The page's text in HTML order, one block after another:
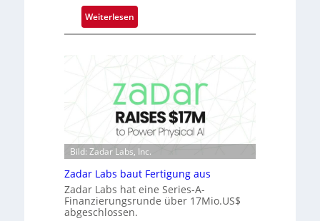
i
-
B
-
R
u
n
d
e
i
m
a
r
k
V
i
s
i
o
n
Weiterlesen
M
o
c
h
i
p
l
a
n
Bild: Zadar Labs, Inc.
Zadar Labs baut Fertigung aus
Zadar Labs hat eine Series-A-
Finanzierungsrunde über 17Mio.US$
abgeschlossen.